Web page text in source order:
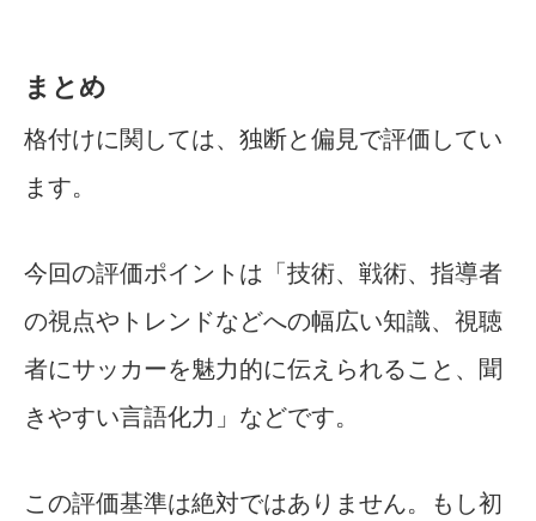
まとめ
格付けに関しては、独断と偏見で評価してい
ます。
今回の評価ポイントは「技術、戦術、指導者
の視点やトレンドなどへの幅広い知識、視聴
者にサッカーを魅力的に伝えられること、聞
きやすい言語化力」などです。
この評価基準は絶対ではありません。
もし初